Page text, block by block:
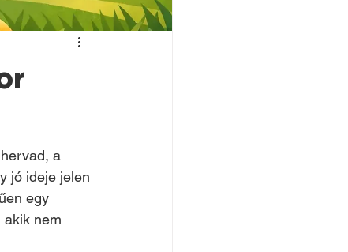
a
jó ideje jelen
egy
akik nem